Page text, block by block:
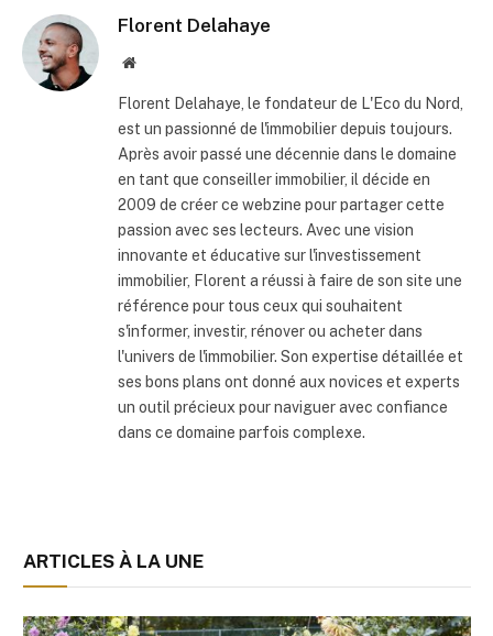
Florent Delahaye
Site
Florent Delahaye, le fondateur de L'Eco du Nord,
est un passionné de l'immobilier depuis toujours.
Après avoir passé une décennie dans le domaine
en tant que conseiller immobilier, il décide en
2009 de créer ce webzine pour partager cette
passion avec ses lecteurs. Avec une vision
innovante et éducative sur l'investissement
immobilier, Florent a réussi à faire de son site une
référence pour tous ceux qui souhaitent
s'informer, investir, rénover ou acheter dans
l'univers de l'immobilier. Son expertise détaillée et
ses bons plans ont donné aux novices et experts
un outil précieux pour naviguer avec confiance
dans ce domaine parfois complexe.
ARTICLES À LA UNE